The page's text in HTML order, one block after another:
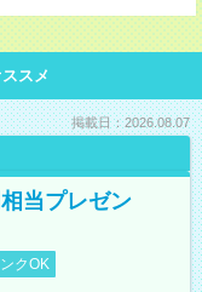
スメ
掲載日：2026.08.07
当プレゼン
クOK